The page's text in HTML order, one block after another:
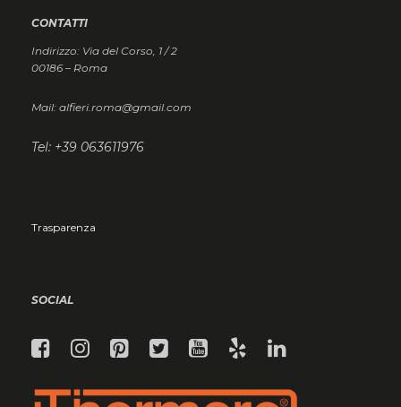
CONTATTI
Indirizzo: Via del Corso, 1 / 2
00186 – Roma
Mail: alfieri.roma@gmail.com
Tel: +39 063611976
Trasparenza
SOCIAL